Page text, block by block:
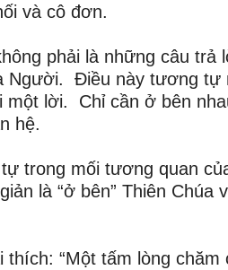
và cô đơn.
phải là những câu trả
Người. Điều này tương tự
một lời. Chỉ cần ở bên
hệ.
trong mối tương quan
là “ở bên” Thiên Chúa
“Một tấm lòng